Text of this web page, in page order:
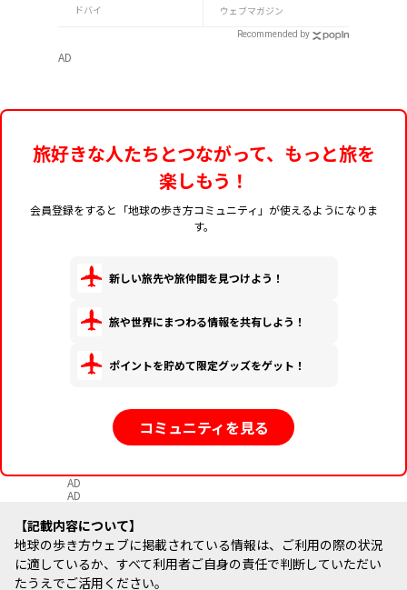
展望台やアイススケ
ドバイ
ＩＴＴＥ」が8月7日
から開催
ウェブマガジン
Recommended by
AD
旅好きな人たちとつながって、もっと旅を
楽しもう！
会員登録をすると「地球の歩き方コミュニティ」が使えるようになりま
す。
新しい旅先や旅仲間を見つけよう！
旅や世界にまつわる情報を共有しよう！
ポイントを貯めて限定グッズをゲット！
コミュニティを見る
AD
AD
記載内容について
地球の歩き方ウェブに掲載されている情報は、ご利用の際の状況
に適しているか、すべて利用者ご自身の責任で判断していただい
たうえでご活用ください。